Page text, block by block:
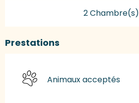
2 Chambre(s)
Prestations
Animaux acceptés